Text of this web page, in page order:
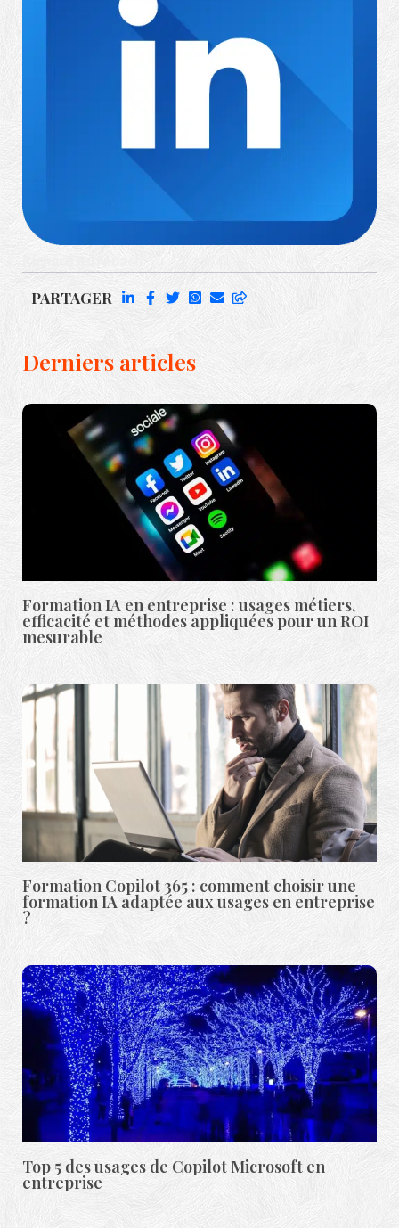
PARTAGER
Derniers articles
Formation IA en entreprise : usages métiers,
efficacité et méthodes appliquées pour un ROI
mesurable
Formation Copilot 365 : comment choisir une
formation IA adaptée aux usages en entreprise
?
Top 5 des usages de Copilot Microsoft en
entreprise